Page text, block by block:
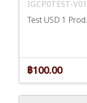
IGCP0TEST-V01
Test USD 1 Prod.
฿100.00